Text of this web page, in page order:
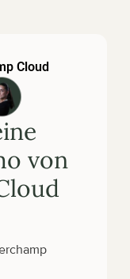
Cloud
von